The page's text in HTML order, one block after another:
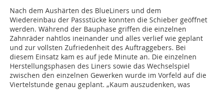
Nach dem Aushärten des BlueLiners und dem
Wiedereinbau der Passstücke konnten die Schieber geöffnet
werden. Während der Bauphase griffen die einzelnen
Zahnräder nahtlos ineinander und alles verlief wie geplant
und zur vollsten Zufriedenheit des Auftraggebers. Bei
diesem Einsatz kam es auf jede Minute an. Die einzelnen
Herstellungsphasen des Liners sowie das Wechselspiel
zwischen den einzelnen Gewerken wurde im Vorfeld auf die
Viertelstunde genau geplant. „Kaum auszudenken, was